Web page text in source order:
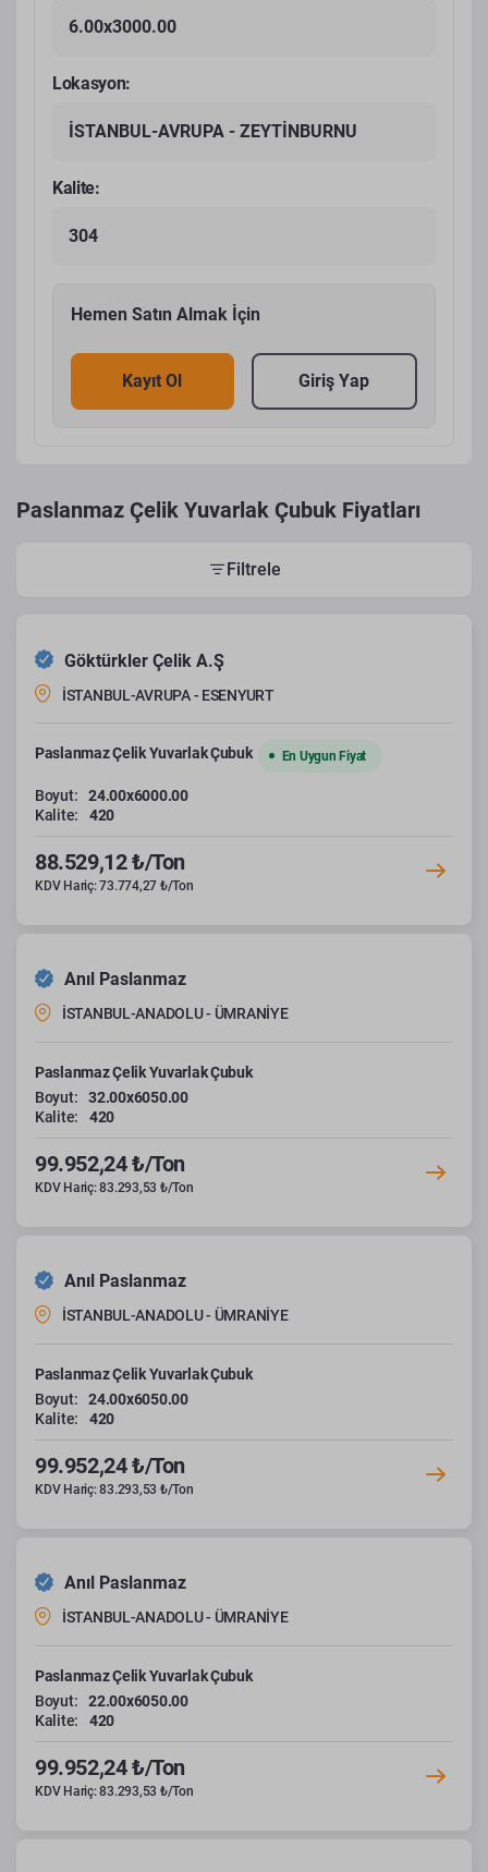
6.00x3000.00
Lokasyon:
İSTANBUL-AVRUPA - ZEYTİNBURNU
Kalite:
304
Hemen Satın Almak İçin
Kayıt Ol Giriş Yap
Paslanmaz Çelik Yuvarlak Çubuk Fiyatları
Filtrele
Göktürkler Çelik A.Ş
İSTANBUL-AVRUPA - ESENYURT
Paslanmaz Çelik Yuvarlak Çubuk En Uygun Fiyat
Boyut:
24.00x6000.00
Kalite:
420
88.529,12 ₺/Ton
KDV Hariç: 73.774,27 ₺/Ton
Anıl Paslanmaz
İSTANBUL-ANADOLU - ÜMRANİYE
Paslanmaz Çelik Yuvarlak Çubuk
Boyut:
32.00x6050.00
Kalite:
420
99.952,24 ₺/Ton
KDV Hariç: 83.293,53 ₺/Ton
Anıl Paslanmaz
İSTANBUL-ANADOLU - ÜMRANİYE
Paslanmaz Çelik Yuvarlak Çubuk
Boyut:
24.00x6050.00
Kalite:
420
99.952,24 ₺/Ton
KDV Hariç: 83.293,53 ₺/Ton
Anıl Paslanmaz
İSTANBUL-ANADOLU - ÜMRANİYE
Paslanmaz Çelik Yuvarlak Çubuk
Boyut:
22.00x6050.00
Kalite:
420
99.952,24 ₺/Ton
KDV Hariç: 83.293,53 ₺/Ton